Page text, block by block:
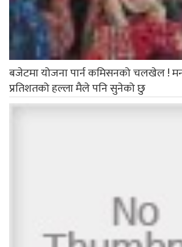
बजेटमा योजना पार्न कमिसनको चलखेल !
प्रतिशतको हल्ला मैले पनि सुनेको छु